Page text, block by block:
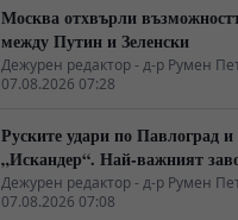
Москва отхвърли
между Путин и Зеленски
Дежурен редактор - д-р Румен
07.08.2026 07:28
Руските удари по Павлоград
„Искандер“. Най-важният
унищожен. Евакуират ли
специалисти“?
Дежурен редактор - д-р Румен
07.08.2026 07:08